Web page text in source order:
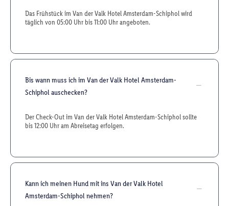
Das Frühstück im Van der Valk Hotel Amsterdam-Schiphol wird
täglich von 05:00 Uhr bis 11:00 Uhr angeboten.
Bis wann muss ich im Van der Valk Hotel Amsterdam-
Schiphol auschecken?
Der Check-Out im Van der Valk Hotel Amsterdam-Schiphol sollte
bis 12:00 Uhr am Abreisetag erfolgen.
Kann ich meinen Hund mit ins Van der Valk Hotel
Amsterdam-Schiphol nehmen?